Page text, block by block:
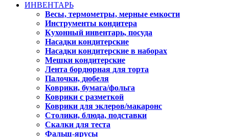
ИНВЕНТАРЬ
Весы, термометры, мерные емкости
Инструменты кондитера
Кухонный инвентарь, посуда
Насадки кондитерские
Насадки кондитерские в наборах
Мешки кондитерские
Лента бордюрная для торта
Палочки, дюбеля
Коврики, бумага/фольга
Коврики с разметкой
Коврики для эклеров/макаронс
Столики, блюда, подставки
Скалки для теста
Фальш-ярусы